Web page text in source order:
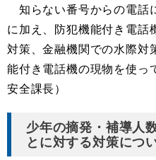
知らない番号からの電話
に加え、防犯機能付き電話
対策、金融機関での水際対
能付き電話機の現物を使っ
安全課長）
少年の摘発・補導人
とに対する対策につ